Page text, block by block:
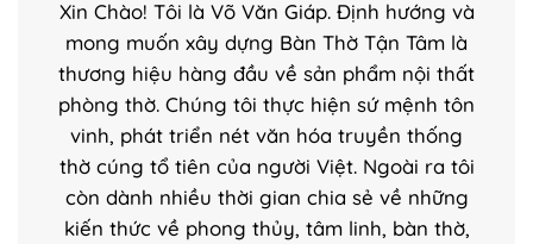
Xin Chào! Tôi là Võ Văn Giáp. Định hướng và
mong muốn xây dựng Bàn Thờ Tận Tâm là
thương hiệu hàng đầu về sản phẩm nội thất
phòng thờ. Chúng tôi thực hiện sứ mệnh tôn
vinh, phát triển nét văn hóa truyền thống
thờ cúng tổ tiên của người Việt. Ngoài ra tôi
còn dành nhiều thời gian chia sẻ về những
kiến thức về phong thủy, tâm linh, bàn thờ,